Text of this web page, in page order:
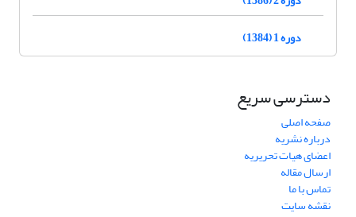
دوره 1 (1384)
دسترسی سریع
صفحه اصلی
درباره نشریه
اعضای هیات تحریریه
ارسال مقاله
تماس با ما
نقشه سایت